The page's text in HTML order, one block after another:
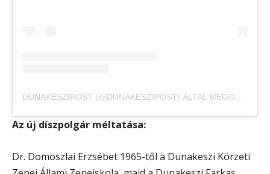
DUNAKESZIPOST (@DUNAKESZIPOST) ÁLTAL MEGOSZTOTT BEJEGYZÉS
Az új díszpolgár méltatása:
Dr. Domoszlai Erzsébet 1965-től a Dunakeszi Körzeti